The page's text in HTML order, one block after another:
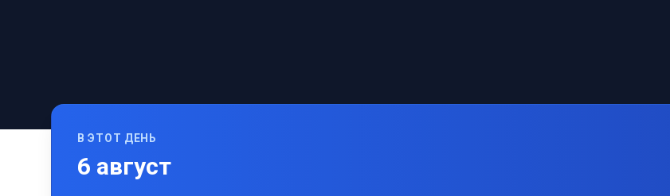
В ЭТОТ ДЕНЬ
6 август